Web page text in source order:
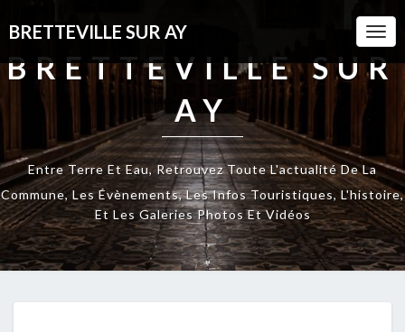
BRETTEVILLE SUR AY
BRETTEVILLE SUR
AY
Entre Terre Et Eau, Retrouvez Toute L'actualité De La
Commune, Les Évènements, Les Infos Touristiques, L'histoire,
Et Les Galeries Photos Et Vidéos